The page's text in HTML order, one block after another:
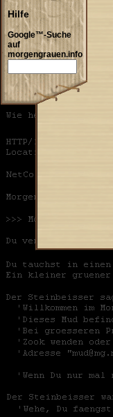
Hilfe
Google™-Suche
auf
morgengrauen.info